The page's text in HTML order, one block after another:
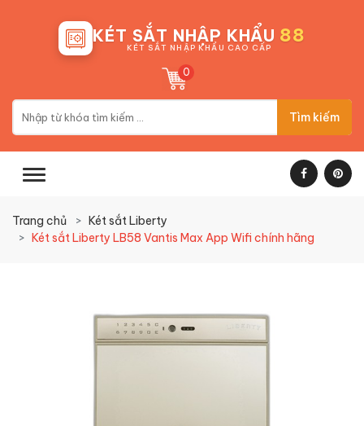
KÉT SẮT NHẬP KHẨU 88
KÉT SẮT NHẬP KHẨU CAO CẤP
0
Tìm kiếm
Trang chủ
Két sắt Liberty
Két sắt Liberty LB58 Vantis Max App Wifi chính hãng